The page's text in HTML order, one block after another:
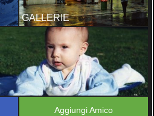
GALLERIE
Aggiungi Amico